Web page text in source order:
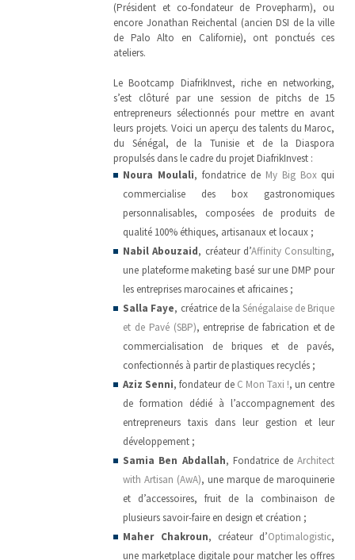
(Président et co-fondateur de Provepharm), ou
encore Jonathan Reichental (ancien DSI de la ville
de Palo Alto en Californie), ont ponctués ces
ateliers.
Le Bootcamp DiafrikInvest, riche en networking,
s’est clôturé par une session de pitchs de 15
entrepreneurs sélectionnés pour mettre en avant
leurs projets. Voici un aperçu des talents du Maroc,
du Sénégal, de la Tunisie et de la Diaspora
propulsés dans le cadre du projet DiafrikInvest :
Noura Moulali, fondatrice de My Big Boxqui
commercialise des box gastronomiques
personnalisables, composées de produits de
qualité 100% éthiques, artisanaux et locaux ;
Nabil Abouzaid, créateur d’Affinity Consulting,
une plateforme maketing basé sur une DMP pour
les entreprises marocaines et africaines ;
Salla Faye, créatrice de laSénégalaise de Brique
et de Pavé (SBP), entreprise de fabrication et de
commercialisation de briques et de pavés,
confectionnés à partir de plastiques recyclés ;
Aziz Senni, fondateur de C Mon Taxi !, un centre
de formation dédié à l’accompagnement des
entrepreneurs taxis dans leur gestion et leur
développement ;
Samia Ben Abdallah, Fondatrice deArchitect
with Artisan (AwA), une marque de maroquinerie
et d’accessoires, fruit de la combinaison de
plusieurs savoir-faire en design et création ;
Maher Chakroun, créateur d’Optimalogistic,
une marketplace digitale pour matcher les offres